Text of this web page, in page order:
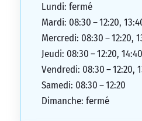
Lundi: fermé
Mardi: 08:30 – 12:20,
Mercredi: 08:30 – 12:20,
Jeudi: 08:30 – 12:20,
Vendredi: 08:30 – 12:20,
Samedi: 08:30 – 12:20
Dimanche: fermé